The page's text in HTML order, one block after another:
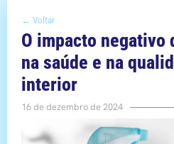
← Voltar
O impacto negativo
na saúde e na
interior
16 de dezembro de 2024